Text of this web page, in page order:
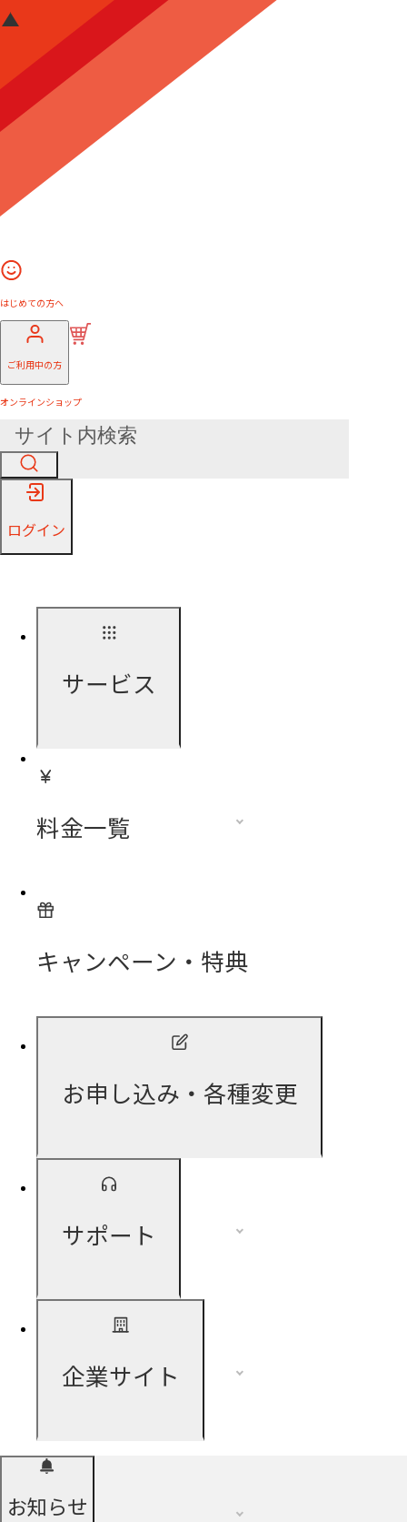
はじめての方へ
ご利用中の方
オンラインショップ
ログイン
サービス
料金一覧
キャンペーン・特典
お申し込み・各種変更
サポート
企業サイト
お知らせ